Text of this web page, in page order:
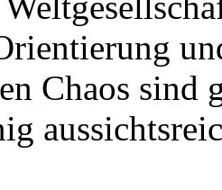
Chaos sind